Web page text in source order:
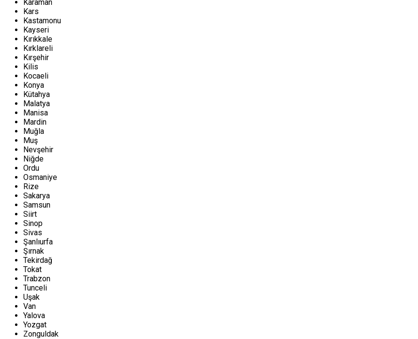
Karaman
Kars
Kastamonu
Kayseri
Kırıkkale
Kırklareli
Kırşehir
Kilis
Kocaeli
Konya
Kütahya
Malatya
Manisa
Mardin
Muğla
Muş
Nevşehir
Niğde
Ordu
Osmaniye
Rize
Sakarya
Samsun
Siirt
Sinop
Sivas
Şanlıurfa
Şırnak
Tekirdağ
Tokat
Trabzon
Tunceli
Uşak
Van
Yalova
Yozgat
Zonguldak